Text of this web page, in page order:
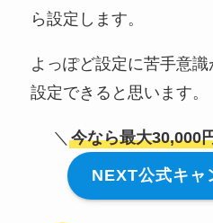
ら設定します。
よっぽど設定に苦手意
設定できると思います。
＼ 今なら最大30,000
NEXT公式キャ